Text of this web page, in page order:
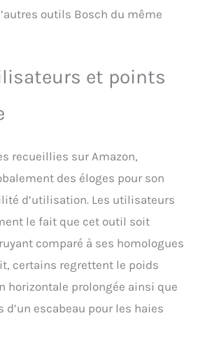
outils Bosch du même
et points
recueillies sur Amazon,
des éloges pour son
d’utilisation. Les utilisateurs
le fait que cet outil soit
comparé à ses homologues
certains regrettent le poids
horizontale prolongée ainsi que
escabeau pour les haies